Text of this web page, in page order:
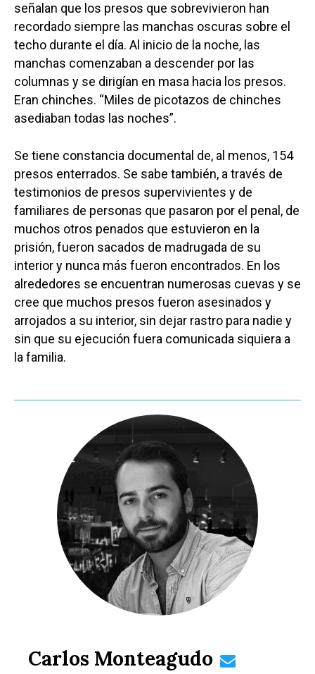
señalan que los presos que sobrevivieron han
recordado siempre las manchas oscuras sobre el
techo durante el día. Al inicio de la noche, las
manchas comenzaban a descender por las
columnas y se dirigían en masa hacia los presos.
Eran chinches. “Miles de picotazos de chinches
asediaban todas las noches”.
Se tiene constancia documental de, al menos, 154
presos enterrados. Se sabe también, a través de
testimonios de presos supervivientes y de
familiares de personas que pasaron por el penal, de
muchos otros penados que estuvieron en la
prisión, fueron sacados de madrugada de su
interior y nunca más fueron encontrados. En los
alrededores se encuentran numerosas cuevas y se
cree que muchos presos fueron asesinados y
arrojados a su interior, sin dejar rastro para nadie y
sin que su ejecución fuera comunicada siquiera a
la familia.
Carlos Monteagudo
Castilla-La
Albacete
Cuenca
Guadalajara
Talavera
Economía
Educación
Cultura
Deportes
Sucesos
Medio Ambiente
Planeta Rural
Especiales
Galerías